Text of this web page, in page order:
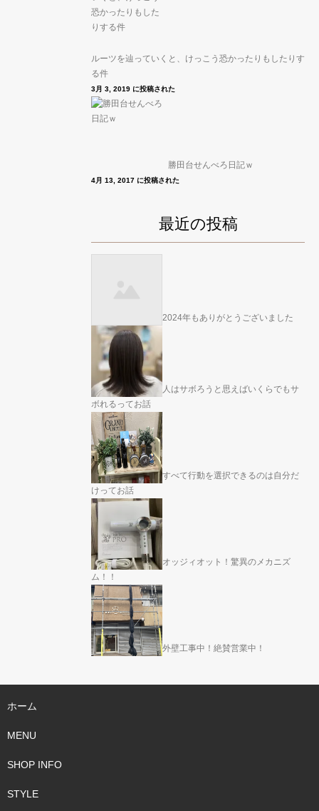
ルーツを辿っていくと、けっこう恐かったりもしたりす
る件
3月 3, 2019 に投稿された
勝田台せんべろ日記ｗ
4月 13, 2017 に投稿された
最近の投稿
2024年もありがとうございました
人はサボろうと思えばいくらでもサ
ボれるってお話
すべて行動を選択できるのは自分だ
けってお話
オッジィオット！驚異のメカニズ
ム！！
外壁工事中！絶賛営業中！
ホーム
MENU
SHOP INFO
STYLE